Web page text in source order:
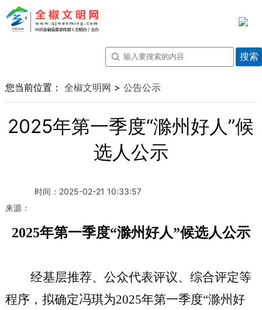
您当前位置： 全椒文明网 > 公告公示
2025年第一季度“滁州好人”候
选人公示
时间： 2025-02-21 10:33:57
来源：
2025年第一季度“滁州好人”候选人公示
经基层推荐、公众代表评议、综合评定等
程序，拟确定冯琪为2025年第一季度“滁州好